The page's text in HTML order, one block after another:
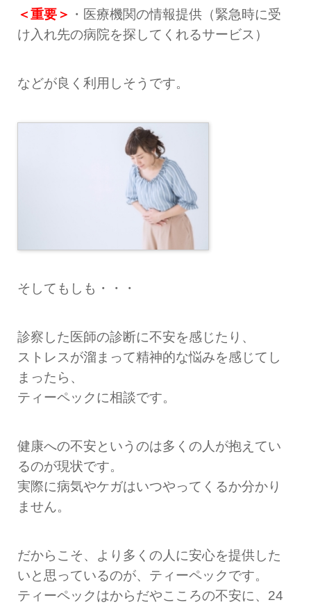
＜重要＞ ・医療機関の情報提供（緊急時に受
け入れ先の病院を探してくれるサービス）
などが良く利用しそうです。
そしてもしも・・・
診察した医師の診断に不安を感じたり、
ストレスが溜まって精神的な悩みを感じてし
まったら、
ティーペックに相談です。
健康への不安というのは多くの人が抱えてい
るのが現状です。
実際に病気やケガはいつやってくるか分かり
ません。
だからこそ、より多くの人に安心を提供した
いと思っているのが、ティーペックです。
ティーペックはからだやこころの不安に、24